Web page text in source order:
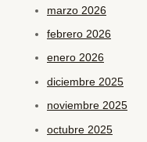
marzo 2026
febrero 2026
enero 2026
diciembre 2025
noviembre 2025
octubre 2025